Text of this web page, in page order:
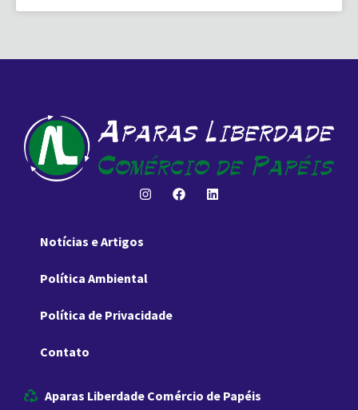
Notícias e Artigos
Política Ambiental
Política de Privacidade
Contato
Aparas Liberdade Comércio de Papéis